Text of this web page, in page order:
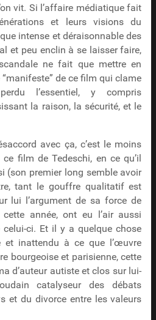
vit. Si l’affaire médiatique fait
et leurs visions du
intense et déraisonnable des
et peu enclin à se laisser faire,
ne fait que mettre en
de ce film qui clame
l’essentiel, y compris
la raison, la sécurité, et le
avec ça, c’est le moins
film de Tedeschi, en ce qu’il
(son premier long semble avoir
tant le gouffre qualitatif est
lui l’argument de sa force de
année, ont eu l’air aussi
ci. Et il y a quelque chose
et inattendu à ce que l’œuvre
bourgeoise et parisienne, cette
d’auteur autiste et clos sur lui-
catalyseur des débats
et du divorce entre les valeurs